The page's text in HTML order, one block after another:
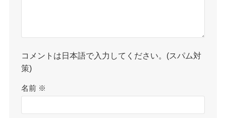
コメントは日本語で入力してください。(スパム対
策)
名前 ※